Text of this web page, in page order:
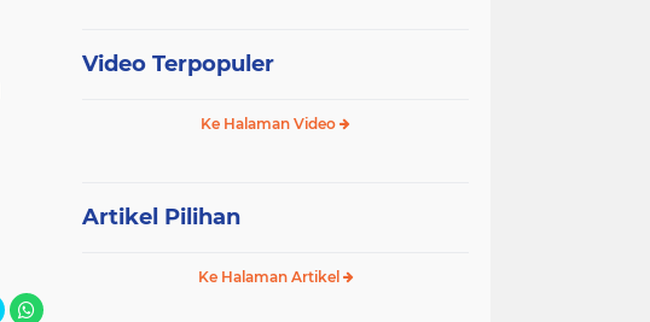
Video Terpopuler
Ke Halaman Video
Artikel Pilihan
Ke Halaman Artikel